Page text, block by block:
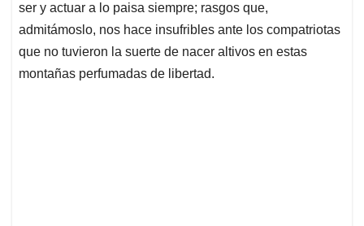
ser y actuar a lo paisa siempre; rasgos que,
admitámoslo, nos hace insufribles ante los compatriotas
que no tuvieron la suerte de nacer altivos en estas
montañas perfumadas de libertad.